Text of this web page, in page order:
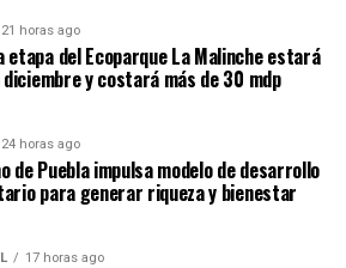
21 horas ago
etapa del Ecoparque La Malinche estará
y costará más de 30 mdp
24 horas ago
de Puebla impulsa modelo de desarrollo
para generar riqueza y bienestar
17 horas ago